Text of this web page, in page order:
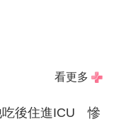
看更多
吃後住進ICU 慘